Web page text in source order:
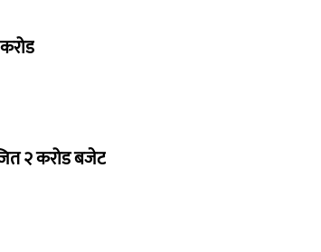
२ करोड बजेट